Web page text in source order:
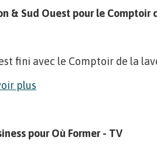
& Sud Ouest pour le Comptoir
fini avec le Comptoir de la
plus
pour Où Former - TV